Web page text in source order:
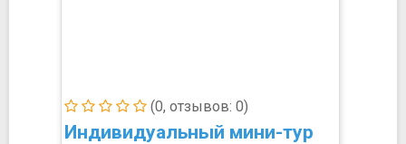
(0, отзывов: 0)
Индивидуальный мини-тур